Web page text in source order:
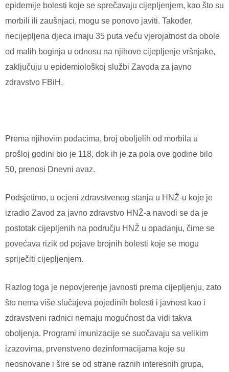
epidemije bolesti koje se sprečavaju cijepljenjem, kao što su
morbili ili zaušnjaci, mogu se ponovo javiti. Također,
necijepljena djeca imaju 35 puta veću vjerojatnost da obole
od malih boginja u odnosu na njihove cijepljenje vršnjake,
zaključuju u epidemiološkoj službi Zavoda za javno
zdravstvo FBiH.
Prema njihovim podacima, broj oboljelih od morbila u
prošloj godini bio je 118, dok ih je za pola ove godine bilo
50, prenosi Dnevni avaz.
Podsjetimo, u ocjeni zdravstvenog stanja u HNŽ-u koje je
izradio Zavod za javno zdravstvo HNŽ-a navodi se da je
postotak cijepljenih na području HNŽ u opadanju, čime se
povećava rizik od pojave brojnih bolesti koje se mogu
spriječiti cijepljenjem.
Razlog toga je nepovjerenje javnosti prema cijepljenju, zato
što nema više slučajeva pojedinih bolesti i javnost kao i
zdravstveni radnici nemaju mogućnost da vidi takva
oboljenja. Programi imunizacije se suočavaju sa velikim
izazovima, prvenstveno dezinformacijama koje su
neosnovane i šire se od strane raznih interesnih grupa,